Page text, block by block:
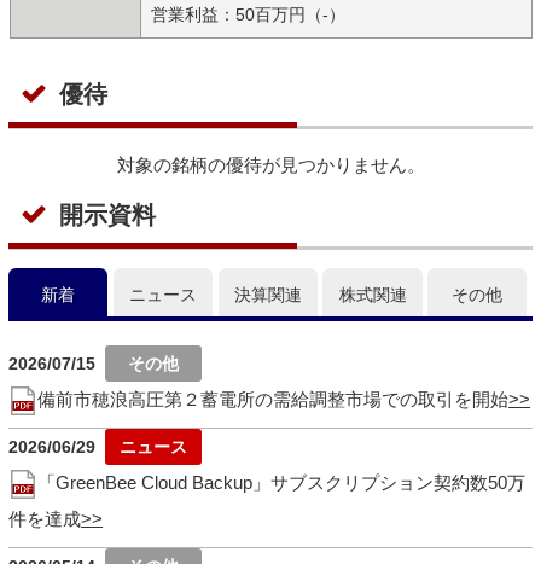
営業利益：50百万円（-）
優待
対象の銘柄の優待が見つかりません。
開示資料
新着 ニュース 決算関連 株式関連 その他
2026/07/15
備前市穂浪高圧第２蓄電所の需給調整市場での取引を開始
2026/06/29
「GreenBee Cloud Backup」サブスクリプション契約数50万
件を達成